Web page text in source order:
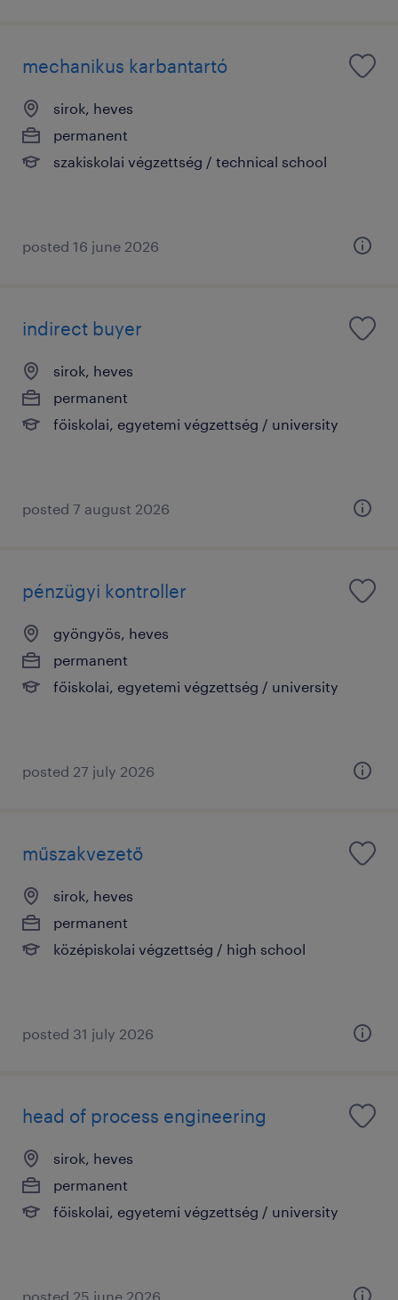
mechanikus karbantartó
sirok, heves
permanent
szakiskolai végzettség / technical school
posted 16 june 2026
indirect buyer
sirok, heves
permanent
főiskolai, egyetemi végzettség / university
posted 7 august 2026
pénzügyi kontroller
gyöngyös, heves
permanent
főiskolai, egyetemi végzettség / university
posted 27 july 2026
műszakvezető
sirok, heves
permanent
középiskolai végzettség / high school
posted 31 july 2026
head of process engineering
sirok, heves
permanent
főiskolai, egyetemi végzettség / university
posted 25 june 2026